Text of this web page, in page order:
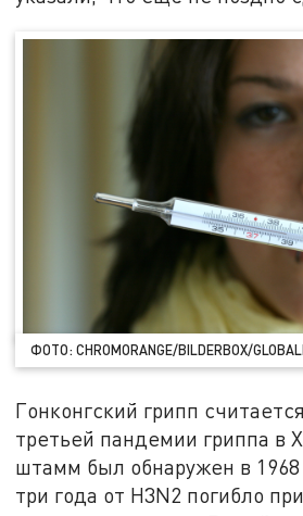
ФОТО: CHROMORANGE/BILDERBOX/
Гонконгский грипп
третьей пандемии гриппа в
штамм был обнаружен в 1968
три года от H3N2 погибло